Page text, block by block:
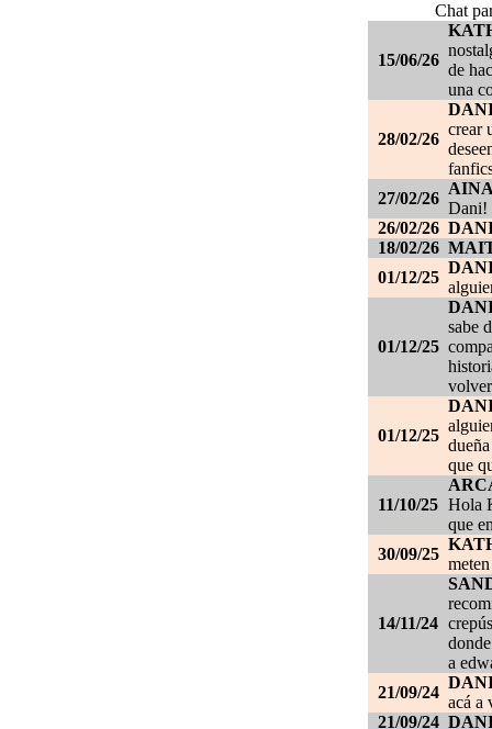
Chat
15/06/26
de
una
28/02/26
crear
27/02/26
Dani!
26/02/26
18/02/26
01/12/25
01/12/25
sabe
01/12/25
que
11/10/25 Hola
que
30/09/25
14/11/24
a
21/09/24
acá a
21/09/24